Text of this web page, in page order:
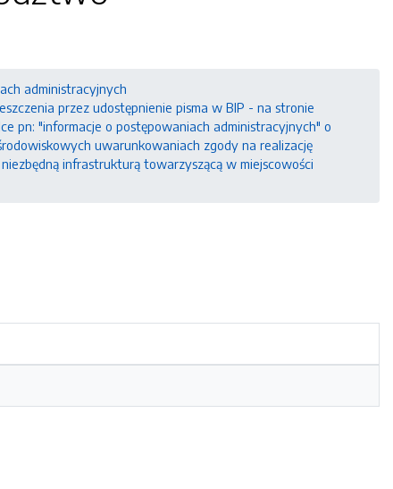
administracyjnych
przez udostępnienie pisma w BIP - na stronie
pn: "informacje o postępowaniach administracyjnych" o
uwarunkowaniach zgody na realizację
infrastrukturą towarzyszącą w miejscowości